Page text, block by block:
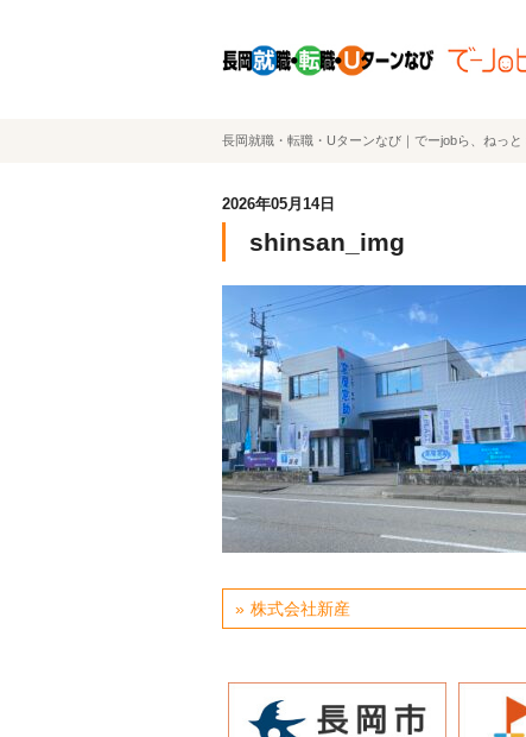
長岡就職・転職・Uターンなび｜でーjobら、ねっと
2026年05月14日
shinsan_img
株式会社新産